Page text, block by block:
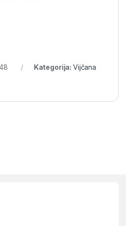
Kategorija: Vijčana